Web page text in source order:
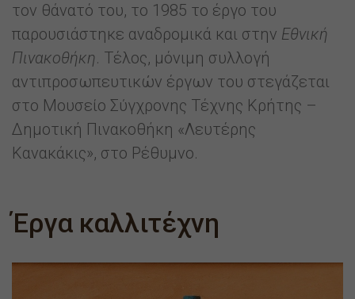
τον θάνατό του, το 1985 το έργο του
παρουσιάστηκε αναδρομικά και στην Εθνική
Πινακοθήκη. Τέλος, μόνιμη συλλογή
αντιπροσωπευτικών έργων του στεγάζεται
στο Μουσείο Σύγχρονης Τέχνης Κρήτης –
Δημοτική Πινακοθήκη «Λευτέρης
Κανακάκις», στο Ρέθυμνο.
Έργα καλλιτέχνη